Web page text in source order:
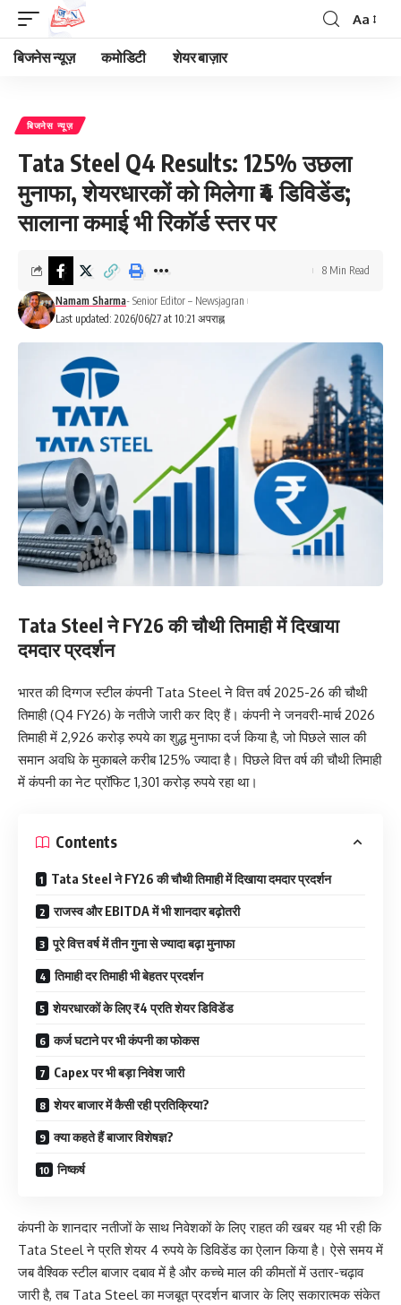
Font
Aa
बिजनेस न्यूज़ कमोडिटी शेयर बाज़ार
बिजनेस न्यूज़
Tata Steel Q4 Results: 125% उछला
मुनाफा, शेयरधारकों को मिलेगा ₹4 डिविडेंड;
सालाना कमाई भी रिकॉर्ड स्तर पर
Last updated: 2026/06/27 at 10:21 अपराह्न
Namam Sharma- Senior Editor – Newsjagran
8 Min Read
Tata Steel ने FY26 की चौथी तिमाही में दिखाया
दमदार प्रदर्शन
भारत की दिग्गज स्टील कंपनी Tata Steel ने वित्त वर्ष 2025-26 की चौथी
तिमाही (Q4 FY26) के नतीजे जारी कर दिए हैं। कंपनी ने जनवरी-मार्च 2026
तिमाही में 2,926 करोड़ रुपये का शुद्ध मुनाफा दर्ज किया है, जो पिछले साल की
समान अवधि के मुकाबले करीब 125% ज्यादा है। पिछले वित्त वर्ष की चौथी तिमाही
में कंपनी का नेट प्रॉफिट 1,301 करोड़ रुपये रहा था।
Contents
Tata Steel ने FY26 की चौथी तिमाही में दिखाया दमदार प्रदर्शन
राजस्व और EBITDA में भी शानदार बढ़ोतरी
पूरे वित्त वर्ष में तीन गुना से ज्यादा बढ़ा मुनाफा
तिमाही दर तिमाही भी बेहतर प्रदर्शन
शेयरधारकों के लिए ₹4 प्रति शेयर डिविडेंड
कर्ज घटाने पर भी कंपनी का फोकस
Capex पर भी बड़ा निवेश जारी
शेयर बाजार में कैसी रही प्रतिक्रिया?
क्या कहते हैं बाजार विशेषज्ञ?
निष्कर्ष
कंपनी के शानदार नतीजों के साथ निवेशकों के लिए राहत की खबर यह भी रही कि
Tata Steel ने प्रति शेयर 4 रुपये के डिविडेंड का ऐलान किया है। ऐसे समय में
जब वैश्विक स्टील बाजार दबाव में है और कच्चे माल की कीमतों में उतार-चढ़ाव
जारी है, तब Tata Steel का मजबूत प्रदर्शन बाजार के लिए सकारात्मक संकेत